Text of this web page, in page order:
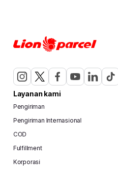
Layanan kami
Pengiriman
Pengiriman Internasional
COD
Fulfillment
Korporasi